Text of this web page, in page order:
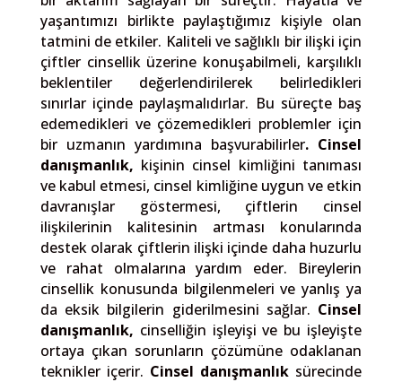
yaşantımızı birlikte paylaştığımız kişiyle olan
tatmini de etkiler. Kaliteli ve sağlıklı bir ilişki için
çiftler cinsellik üzerine konuşabilmeli, karşılıklı
beklentiler değerlendirilerek belirledikleri
sınırlar içinde paylaşmalıdırlar. Bu süreçte baş
edemedikleri ve çözemedikleri problemler için
bir uzmanın yardımına başvurabilirler. Cinsel
danışmanlık, kişinin cinsel kimliğini tanıması
ve kabul etmesi, cinsel kimliğine uygun ve etkin
davranışlar göstermesi, çiftlerin cinsel
ilişkilerinin kalitesinin artması konularında
destek olarak çiftlerin ilişki içinde daha huzurlu
ve rahat olmalarına yardım eder. Bireylerin
cinsellik konusunda bilgilenmeleri ve yanlış ya
da eksik bilgilerin giderilmesini sağlar. Cinsel
danışmanlık, cinselliğin işleyişi ve bu işleyişte
ortaya çıkan sorunların çözümüne odaklanan
teknikler içerir. Cinsel danışmanlık sürecinde